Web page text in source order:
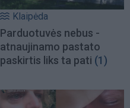
Klaipėda
Parduotuvės nebus -
atnaujinamo pastato
paskirtis liks ta pati (1)